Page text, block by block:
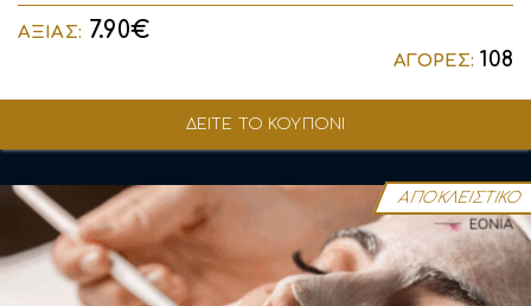
ΔΕΙΤΕ ΤΟ ΚΟΥΠΟΝΙ
ΑΞΙΑΣ: 7.90€
ΑΓΟΡΕΣ: 108
ΑΠΟΚΛΕΙΣΤΙΚΟ